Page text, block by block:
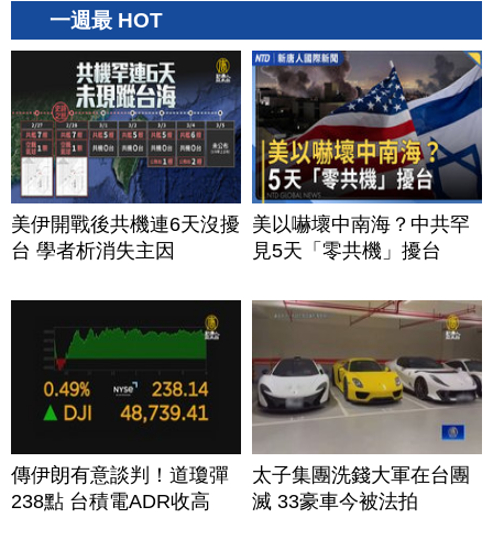
一週最 HOT
美伊開戰後共機連6天沒擾
台 學者析消失主因
美以嚇壞中南海？中共罕
見5天「零共機」擾台
傳伊朗有意談判！道瓊彈
238點 台積電ADR收高
太子集團洗錢大軍在台團
滅 33豪車今被法拍